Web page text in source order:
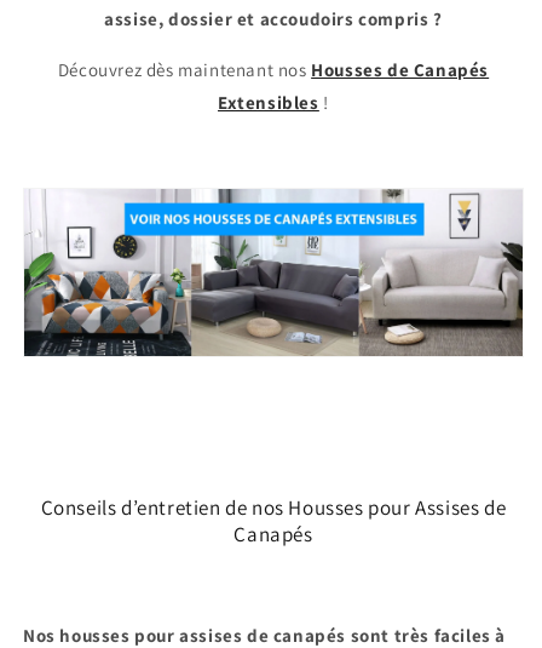
assise, dossier et accoudoirs compris ?
Découvrez dès maintenant nos Housses de Canapés
Extensibles !
Conseils d’entretien de nos Housses pour Assises de
Canapés
Nos housses pour assises de canapés sont très faciles à